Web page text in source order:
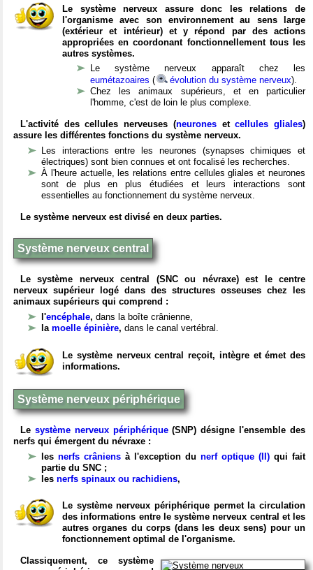
Le système nerveux assure donc les relations de
l'organisme avec son environnement au sens large
(extérieur et intérieur) et y répond par des actions
appropriées en coordonant fonctionnellement tous les
autres systèmes.
Le système nerveux apparaît chez les
eumétazoaires ( évolution du système nerveux).
Chez les animaux supérieurs, et en particulier
l'homme, c'est de loin le plus complexe.
L'activité des cellules nerveuses (neuronesetcellules gliales)
assure les différentes fonctions du système nerveux.
Les interactions entre les neurones (synapses chimiques et
électriques) sont bien connues et ont focalisé les recherches.
À l'heure actuelle, les relations entre cellules gliales et neurones
sont de plus en plus étudiées et leurs interactions sont
essentielles au fonctionnement du système nerveux.
Le système nerveux est divisé en deux parties.
Système nerveux central
Le système nerveux central (SNC ou névraxe) est le centre
nerveux supérieur logé dans des structures osseuses chez les
animaux supérieurs qui comprend :
l'encéphale, dans la boîte crânienne,
la moelle épinière, dans le canal vertébral.
Le système nerveux central reçoit, intègre et émet des
informations.
Système nerveux périphérique
Le système nerveux périphérique(SNP) désigne l'ensemble des
nerfs qui émergent du névraxe :
les nerfs crâniens à l'exception du nerf optique (II) qui fait
partie du SNC ;
les nerfs spinaux ou rachidiens,
Le système nerveux périphérique permet la circulation
des informations entre le système nerveux central et les
autres organes du corps (dans les deux sens) pour un
fonctionnement optimal de l'organisme.
Classiquement, ce système